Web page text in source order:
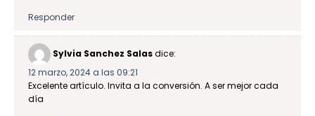
Responder
Sylvia Sanchez Salasdice:
12 marzo, 2024 a las 09:21
Excelente artículo. Invita a la conversión. A ser mejor cada
día